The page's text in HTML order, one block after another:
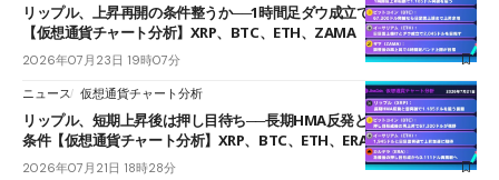
リップル、上昇再開の条件整うか──1時間足ダウ成立で1.185ドルを狙う
【仮想通貨チャート分析】XRP、BTC、ETH、ZAMA
2026年07月23日 19時07分
ニュース 仮想通貨チャート分析
リップル、短期上昇後は押し目待ち──長期HMA反発と雲上抜けが買い
条件【仮想通貨チャート分析】XRP、BTC、ETH、ERA
2026年07月21日 18時28分